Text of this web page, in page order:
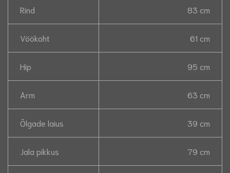
Rind 83 cm
Vöökoht 61 cm
Hip 95 cm
Arm 63 cm
Õlgade laius 39 cm
Jala pikkus 79 cm